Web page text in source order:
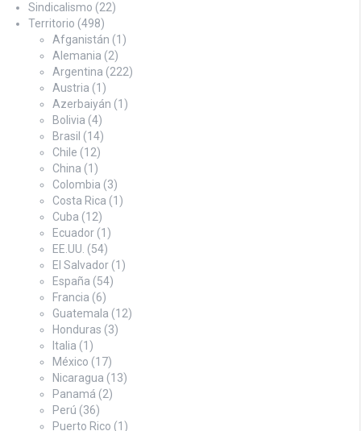
Sindicalismo (22)
Territorio (498)
Afganistán (1)
Alemania (2)
Argentina (222)
Austria (1)
Azerbaiyán (1)
Bolivia (4)
Brasil (14)
Chile (12)
China (1)
Colombia (3)
Costa Rica (1)
Cuba (12)
Ecuador (1)
EE.UU. (54)
El Salvador (1)
España (54)
Francia (6)
Guatemala (12)
Honduras (3)
Italia (1)
México (17)
Nicaragua (13)
Panamá (2)
Perú (36)
Puerto Rico (1)